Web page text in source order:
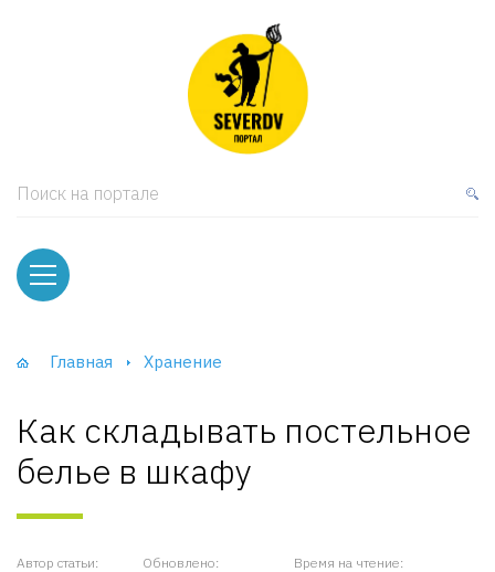
Поиск на портале
Главная Хранение
Как складывать постельное
белье в шкафу
Автор статьи: Обновлено: Время на чтение:
и тумбы